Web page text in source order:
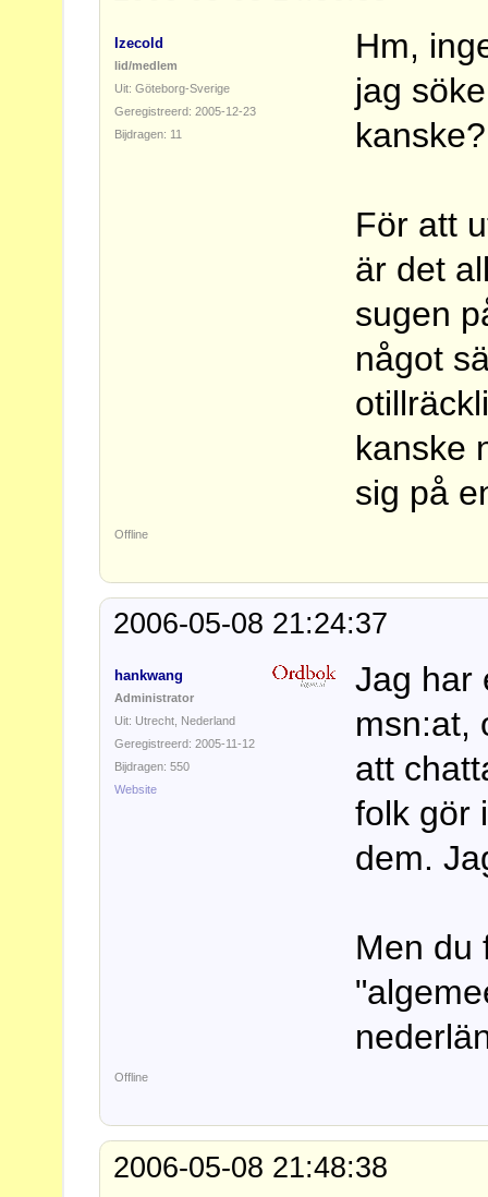
Izecold
lid/medlem
Uit: Göteborg-Sverige
Geregistreerd: 2005-12-23
Bijdragen: 11
Hm,
jag
kanske?
För att
är det
sugen
något
kanske
sig på
Offline
2006-05-08 21:24:37
hankwang
Administrator
Uit: Utrecht, Nederland
Geregistreerd: 2005-11-12
Bijdragen: 550
Website
Jag har
msn:at,
att
folk gör
dem.
Men du
Offline
2006-05-08 21:48:38